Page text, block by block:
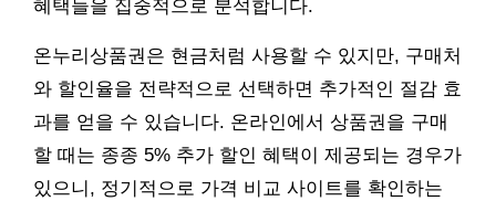
혜택들을 집중적으로 분석합니다.
온누리상품권은 현금처럼 사용할 수 있지만, 구매처
와 할인율을 전략적으로 선택하면 추가적인 절감 효
과를 얻을 수 있습니다. 온라인에서 상품권을 구매
할 때는 종종 5% 추가 할인 혜택이 제공되는 경우가
있으니, 정기적으로 가격 비교 사이트를 확인하는